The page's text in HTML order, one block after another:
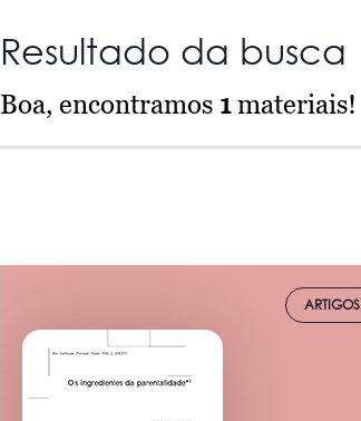
Resultado da busca
Boa, encontramos 1materiais!
ARTIGOS